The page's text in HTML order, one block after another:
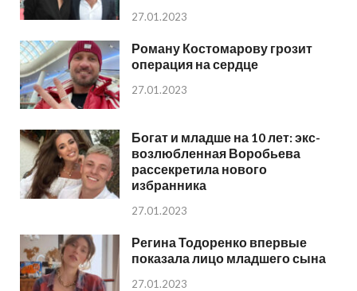
27.01.2023
Роману Костомарову грозит
операция на сердце
27.01.2023
Богат и младше на 10 лет: экс-
возлюбленная Воробьева
рассекретила нового
избранника
27.01.2023
Регина Тодоренко впервые
показала лицо младшего сына
27.01.2023